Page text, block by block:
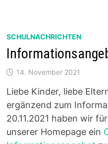
SCHULNACHRICHTEN
14. November 2021
Liebe Kinder, liebe
ergänzend zum
20.11.2021 haben wir
unserer Homepage ein